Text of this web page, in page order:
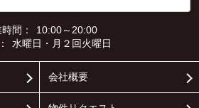
間：
10:00～20:00
水曜日・月２回火曜日
会社概要